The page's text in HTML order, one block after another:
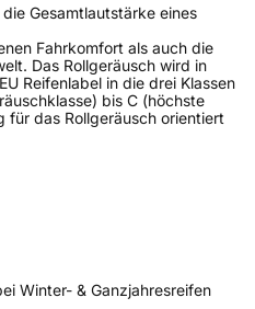
Gesamtlautstärke eines
Fahrkomfort als auch die
Das Rollgeräusch wird in
Reifenlabel in die drei Klassen
bis C (höchste
für das Rollgeräusch orientiert
Winter- & Ganzjahresreifen